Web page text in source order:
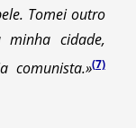
Tomei outro
cidade,
comunista.»(7)